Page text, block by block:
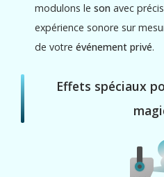
modulons leson avec
expérience sonore sur
de votreévénement privé.
Effets spéciaux